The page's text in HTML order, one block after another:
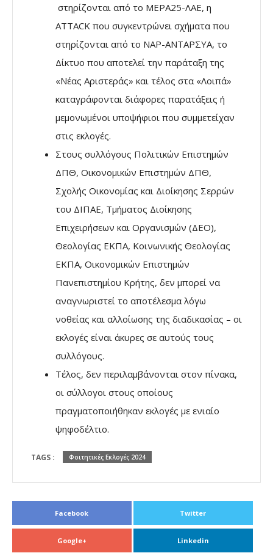
στηρίζονται από το ΜΕΡΑ25-ΛΑΕ, η
ATTACK που συγκεντρώνει σχήματα που
στηρίζονται από το ΝΑΡ-ΑΝΤΑΡΣΥΑ, το
Δίκτυο που αποτελεί την παράταξη της
«Νέας Αριστεράς» και τέλος στα «Λοιπά»
καταγράφονται διάφορες παρατάξεις ή
μεμονωμένοι υποψήφιοι που συμμετείχαν
στις εκλογές.
Στους συλλόγους Πολιτικών Επιστημών
ΔΠΘ, Οικονομικών Επιστημών ΔΠΘ,
Σχολής Οικονομίας και Διοίκησης Σερρών
του ΔΙΠΑΕ, Τμήματος Διοίκησης
Επιχειρήσεων και Οργανισμών (ΔΕΟ),
Θεολογίας ΕΚΠΑ, Κοινωνικής Θεολογίας
ΕΚΠΑ, Οικονομικών Επιστημών
Πανεπιστημίου Κρήτης, δεν μπορεί να
αναγνωριστεί το αποτέλεσμα λόγω
νοθείας και αλλοίωσης της διαδικασίας – οι
εκλογές είναι άκυρες σε αυτούς τους
συλλόγους.
Τέλος, δεν περιλαμβάνονται στον πίνακα,
οι σύλλογοι στους οποίους
πραγματοποιήθηκαν εκλογές με ενιαίο
ψηφοδέλτιο.
TAGS : Φοιτητικές Εκλογές 2024
Facebook Twitter
Google+ Linkedin